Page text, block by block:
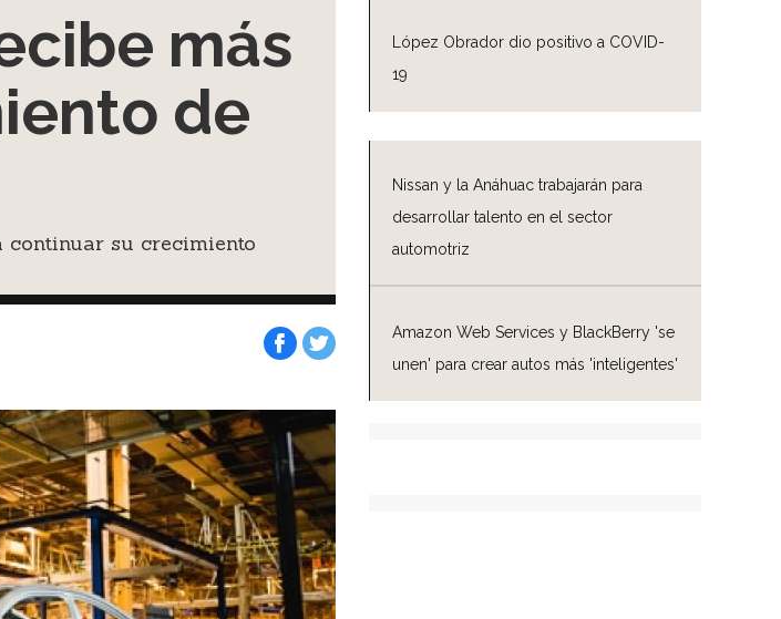
López Obrador dio positivo a COVID-
19
Nissan y la Anáhuac trabajarán para
desarrollar talento en el sector
automotriz
Amazon Web Services y BlackBerry 'se
unen' para crear autos más 'inteligentes'
más
de
continuar su crecimiento